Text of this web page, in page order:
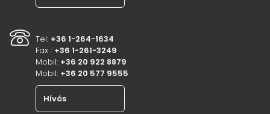
Tel: +36 1-264-1634
Fax : +36 1-261-3249
Mobil: +36 20 922 8879
Mobil: +36 20 577 9555
Hívás